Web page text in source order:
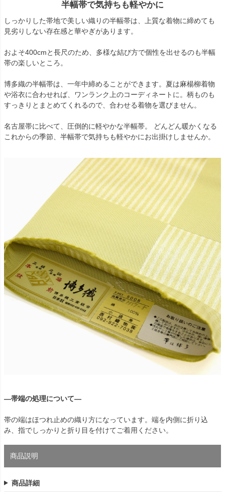
半幅帯で気持ちも軽やかに
しっかりした帯地で美しい織りの半幅帯は、上質な着物に締めても
見劣りしない存在感と華やぎがあります。
およそ400cmと長尺のため、多様な結び方で個性を出せるのも半幅
帯の楽しいところ。
博多織の半幅帯は、一年中締めることができます。夏は麻楊柳着物
や浴衣に合わせれば、ワンランク上のコーディネートに。柄ものも
すっきりとまとめてくれるので、合わせる着物を選びません。
名古屋帯に比べて、圧倒的に軽やかな半幅帯。 どんどん暖かくなる
これからの季節、半幅帯で気持ちも軽やかにお出掛けしませんか。
―帯端の処理について―
帯の端はほつれ止めの織り方になっています。端を内側に折り込
み、指でしっかりと折り目を付けてご着用ください。
商品説明
商品詳細